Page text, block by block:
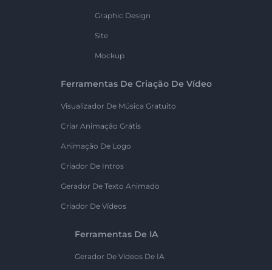
Graphic Design
Site
Mockup
Ferramentas De Criação De Vídeo
Visualizador De Música Gratuito
Criar Animação Grátis
Animação De Logo
Criador De Intros
Gerador De Texto Animado
Criador De Vídeos
Ferramentas De IA
Gerador De Vídeos De IA